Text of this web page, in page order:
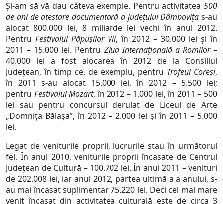
Și-am să vă dau câteva exemple. Pentru activitatea 500
de ani de atestare documentară a județului Dâmbovița s-au
alocat 800.000 lei, 8 miliarde lei vechi în anul 2012.
Pentru Festivalul Păpușilor Vii, în 2012 – 30.000 lei și în
2011 – 15.000 lei. Pentru Ziua Internațională a Romilor–
40.000 lei a fost alocarea în 2012 de la Consiliul
Județean, în timp ce, de exemplu, pentru Trofeul Coresi,
în 2011 s-au alocat 15.000 lei, în 2012 – 5.500 lei;
pentru Festivalul Mozart, în 2012 – 1.000 lei, în 2011 – 500
lei sau pentru concursul derulat de Liceul de Arte
„Domnița Bălașa”, în 2012 – 2.000 lei și în 2011 – 5.000
lei.
Legat de veniturile proprii, lucrurile stau în următorul
fel. În anul 2010, veniturile proprii încasate de Centrul
Județean de Cultură – 100.702 lei. În anul 2011 – venituri
de 202.008 lei, iar anul 2012, partea ultimă a a anului, s-
au mai încasat suplimentar 75.220 lei. Deci cel mai mare
venit încasat din activitatea culturală este de circa 3